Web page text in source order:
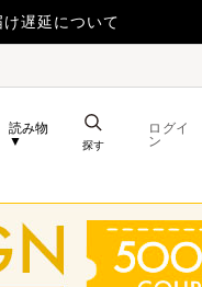
読み物
▼
ログイ
ン
探す